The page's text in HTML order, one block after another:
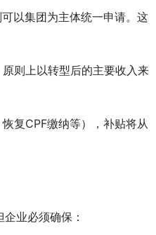
以集团为主体统一申请。这
则上以转型后的主要收入来
复CPF缴纳等），补贴将从
业必须确保：